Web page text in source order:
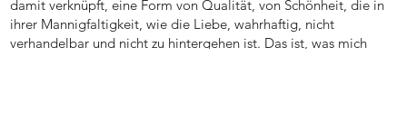
damit verknüpft, eine Form von Qualität, von Schönheit, die in
ihrer Mannigfaltigkeit, wie die Liebe, wahrhaftig, nicht
verhandelbar und nicht zu hintergehen ist. Das ist, was mich